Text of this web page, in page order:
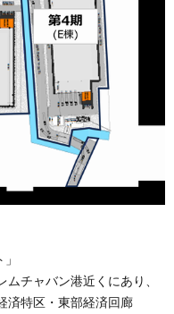
チャバン港近くにあり、
済特区・東部経済回廊